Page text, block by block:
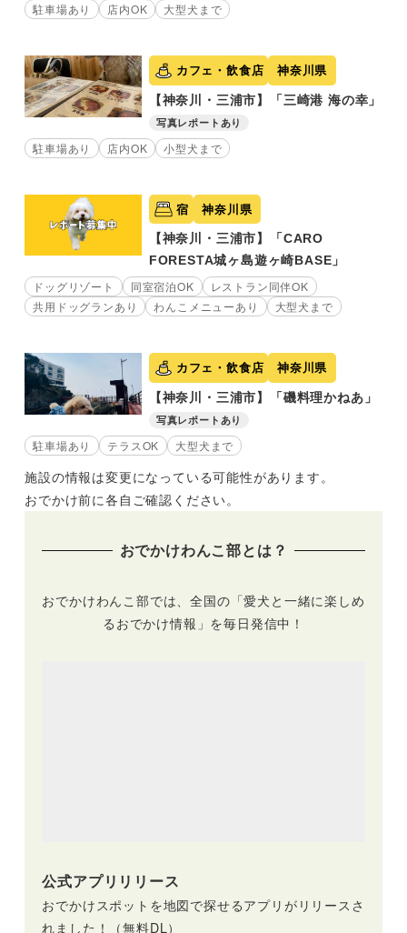
駐車場あり 店内OK 大型犬まで
カフェ・飲食店 神奈川県
【神奈川・三浦市】「三崎港 海の幸」
写真レポートあり
駐車場あり 店内OK 小型犬まで
宿 神奈川県
【神奈川・三浦市】「CARO
FORESTA城ヶ島遊ヶ崎BASE」
ドッグリゾート 同室宿泊OK
レストラン同伴OK
共用ドッグランあり
わんこメニューあり 大型犬まで
カフェ・飲食店 神奈川県
【神奈川・三浦市】「磯料理かねあ」
写真レポートあり
駐車場あり テラスOK 大型犬まで
施設の情報は変更になっている可能性があります。
おでかけ前に各自ご確認ください。
おでかけわんこ部とは？
おでかけわんこ部では、全国の「愛犬と一緒に楽しめ
るおでかけ情報」を毎日発信中！
公式アプリリリース
おでかけスポットを地図で探せるアプリがリリースさ
れました！（無料DL）